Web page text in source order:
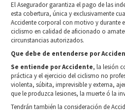
El Asegurador garantiza el pago de las
esta cobertura, única y exclusivamente
Accidente corporal con motivo y durante
ciclismo en calidad de aficionado o
circunstancias autorizados.
Que debe de entenderse por
Se entiende por Accidente, la lesión
práctica y el ejercicio del ciclismo no
violenta, súbita, imprevisible y externa,
que le produzca lesiones, la muerte ó la
Tendrán también la consideración de